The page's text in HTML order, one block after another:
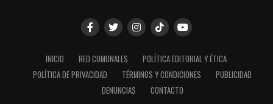
INICIO RED COMUNALES
POLÍTICA EDITORIAL Y ÉTICA
POLÍTICA DE PRIVACIDAD
TÉRMINOS Y CONDICIONES
PUBLICIDAD
DENUNCIAS
CONTACTO